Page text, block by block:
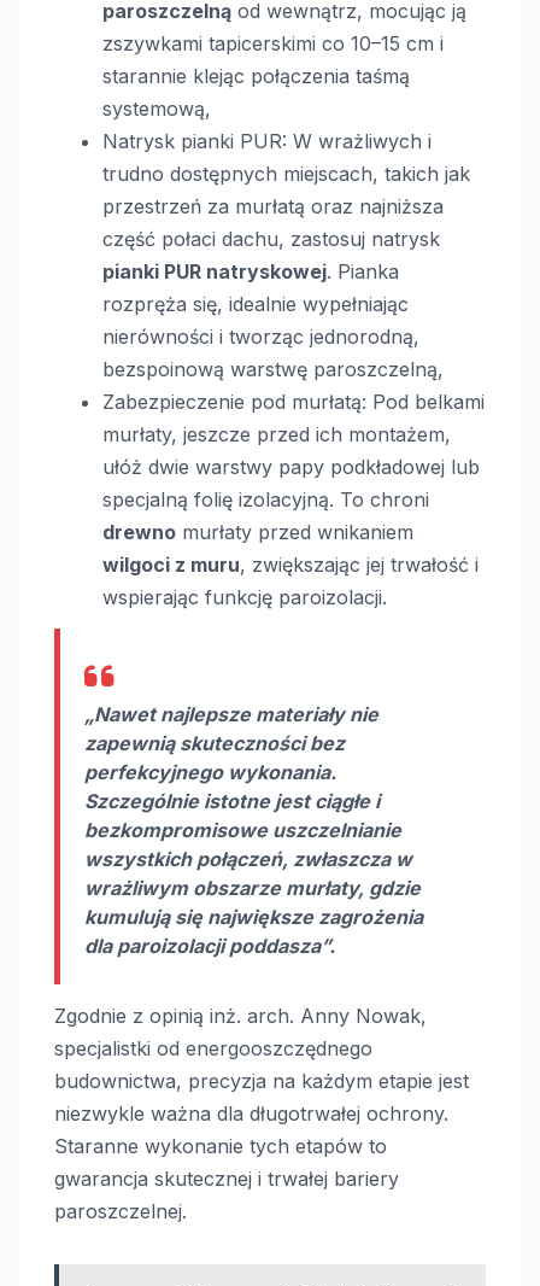
paroszczelną od wewnątrz, mocując ją
zszywkami tapicerskimi co 10–15 cm i
starannie klejąc połączenia taśmą
systemową,
Natrysk pianki PUR: W wrażliwych i
trudno dostępnych miejscach, takich jak
przestrzeń za murłatą oraz najniższa
część połaci dachu, zastosuj natrysk
pianki PUR natryskowej. Pianka
rozpręża się, idealnie wypełniając
nierówności i tworząc jednorodną,
bezspoinową warstwę paroszczelną,
Zabezpieczenie pod murłatą: Pod belkami
murłaty, jeszcze przed ich montażem,
ułóż dwie warstwy papy podkładowej lub
specjalną folię izolacyjną. To chroni
drewno murłaty przed wnikaniem
wilgoci z muru, zwiększając jej trwałość i
wspierając funkcję paroizolacji.
„Nawet najlepsze materiały nie
zapewnią skuteczności bez
perfekcyjnego wykonania.
Szczególnie istotne jest ciągłe i
bezkompromisowe uszczelnianie
wszystkich połączeń, zwłaszcza w
wrażliwym obszarze murłaty, gdzie
kumulują się największe zagrożenia
dla paroizolacji poddasza”.
Zgodnie z opinią inż. arch. Anny Nowak,
specjalistki od energooszczędnego
budownictwa, precyzja na każdym etapie jest
niezwykle ważna dla długotrwałej ochrony.
Staranne wykonanie tych etapów to
gwarancja skutecznej i trwałej bariery
paroszczelnej.